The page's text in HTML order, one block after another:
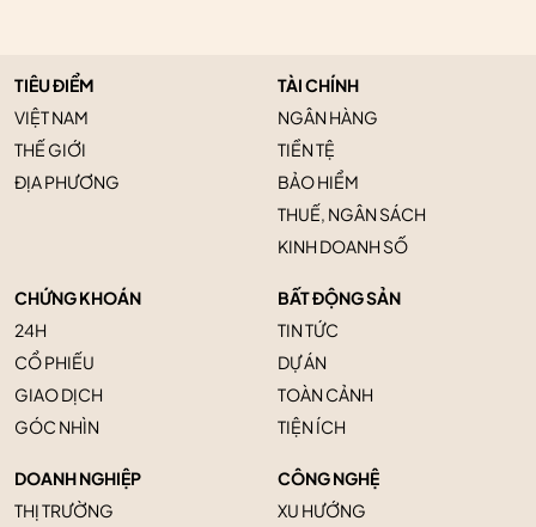
TIÊU ĐIỂM
VIỆT NAM
THẾ GIỚI
ĐỊA PHƯƠNG
TÀI CHÍNH
NGÂN HÀNG
TIỀN TỆ
BẢO HIỂM
THUẾ, NGÂN SÁCH
KINH DOANH SỐ
CHỨNG KHOÁN
24H
CỔ PHIẾU
GIAO DỊCH
GÓC NHÌN
BẤT ĐỘNG SẢN
TIN TỨC
DỰ ÁN
TOÀN CẢNH
TIỆN ÍCH
DOANH NGHIỆP
THỊ TRƯỜNG
CÔNG NGHỆ
XU HƯỚNG